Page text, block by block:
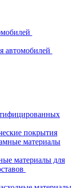
автомобилей
покрытия
материалы
материалы для